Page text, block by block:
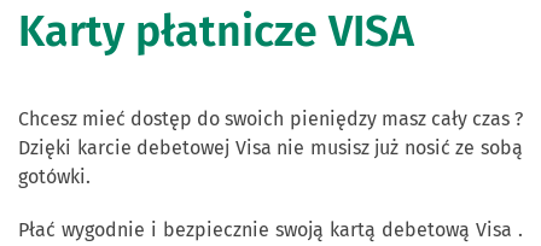
Karty płatnicze VISA
Chcesz mieć dostęp do swoich pieniędzy masz cały czas ?
Dzięki karcie debetowej Visa nie musisz już nosić ze sobą
gotówki.
Płać wygodnie i bezpiecznie swoją kartą debetową Visa .